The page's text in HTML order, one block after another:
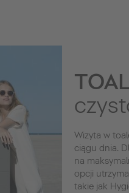
Wizyta w
ciągu dnia.
na
opcji
takie jak